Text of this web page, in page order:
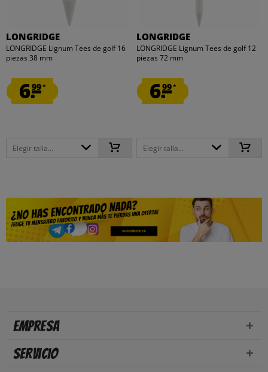
LONGRIDGE
LONGRIDGE Lignum Tees de golf 16
piezas 38 mm
6.99*
Elegir talla...
LONGRIDGE
LONGRIDGE Lignum Tees de golf 12
piezas 72 mm
6.99*
Elegir talla...
Empresa
Servicio